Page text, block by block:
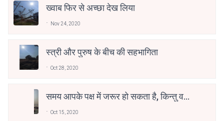
ख्वाब फिर से अच्छा देख लिया
Nov 24, 2020
स्त्री और पुरुष के बीच की सहभागिता
Oct 28, 2020
समय आपके पक्ष में जरूर हो सकता है, किन्तु वह
Oct 15, 2020